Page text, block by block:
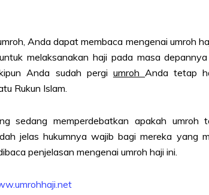
Anda dapat membaca mengenai umroh
melaksanakan haji pada masa
Anda sudah pergi umroh Anda tetap
Rukun Islam.
sedang memperdebatkan apakah umroh
jelas hukumnya wajib bagi mereka yang
penjelasan mengenai umroh haji ini.